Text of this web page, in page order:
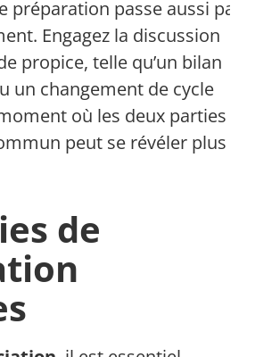
préparation passe aussi par
Engagez la discussion
propice, telle qu’un bilan
un changement de cycle
où les deux parties
peut se révéler plus
de